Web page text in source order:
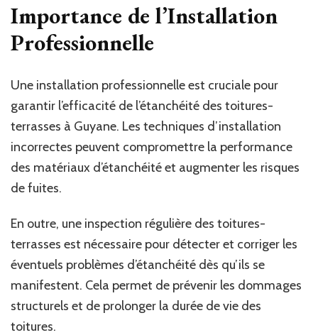
Importance de l’Installation
Professionnelle
Une installation professionnelle est cruciale pour
garantir l’efficacité de l’étanchéité des toitures-
terrasses à Guyane. Les techniques d’installation
incorrectes peuvent compromettre la performance
des matériaux d’étanchéité et augmenter les risques
de fuites.
En outre, une inspection régulière des toitures-
terrasses est nécessaire pour détecter et corriger les
éventuels problèmes d’étanchéité dès qu’ils se
manifestent. Cela permet de prévenir les dommages
structurels et de prolonger la durée de vie des
toitures.